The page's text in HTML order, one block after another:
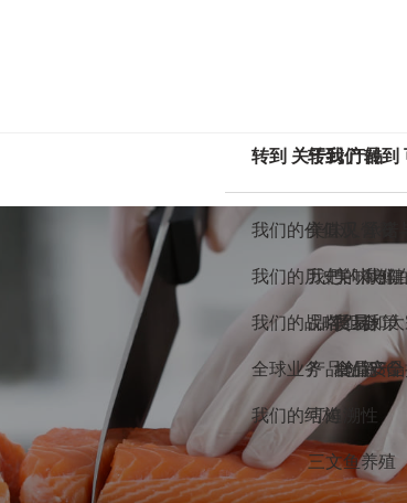
转到 关于我们
我们的价值观
我们的历史
我们的战略
全球业务
我们的结构
转到 产品
美味又營養
美味与
质量
食品安全
我們的海鮮
贸易和
增值产品
品牌组合
产品创新
可追溯性
三文鱼养殖
转到
我们
政策
ASC